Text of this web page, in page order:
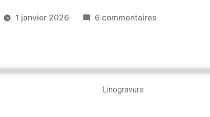
1 janvier 2026 6 commentaires
Linogravure